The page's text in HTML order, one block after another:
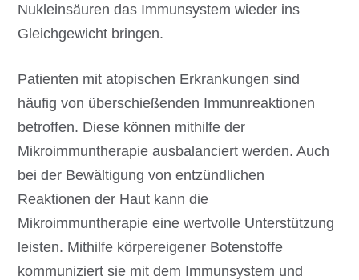
Nukleinsäuren das Immunsystem wieder ins
Gleichgewicht bringen.
Patienten mit atopischen Erkrankungen sind
häufig von überschießenden Immunreaktionen
betroffen. Diese können mithilfe der
Mikroimmuntherapie ausbalanciert werden. Auch
bei der Bewältigung von entzündlichen
Reaktionen der Haut kann die
Mikroimmuntherapie eine wertvolle Unterstützung
leisten. Mithilfe körpereigener Botenstoffe
kommuniziert sie mit dem Immunsystem und